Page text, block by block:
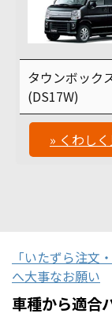
タウンボック
(DS17W)
» くわし
「いたずら注文
へ大事なお願い
車種から適合